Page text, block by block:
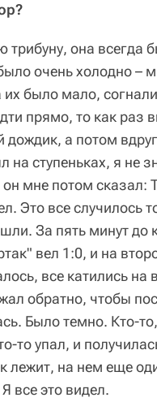
трибуну, она всегда
очень холодно –
было мало,
прямо, то как раз
а потом
на ступеньках, я не
мне потом сказал:
Это все случилось
За пять минут до
вел 1:0, и на
все катились на
обратно, чтобы
Было темно. Кто-
то упал, и
лежит, на нем еще
все это видел.